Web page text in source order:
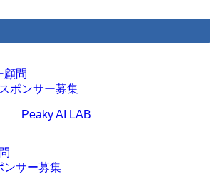
顧問
ポンサー募集
Peaky AI LAB
ンサー募集